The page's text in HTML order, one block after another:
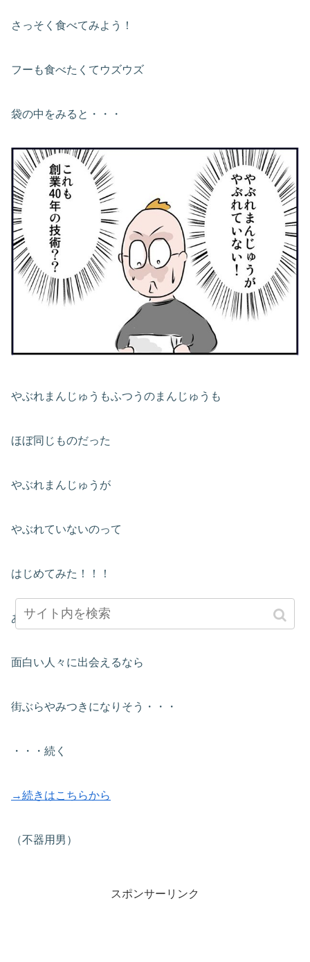
さっそく食べてみよう！
フーも食べたくてウズウズ
袋の中をみると・・・
やぶれまんじゅうもふつうのまんじゅうも
ほぼ同じものだった
やぶれまんじゅうが
やぶれていないのって
はじめてみた！！！
ああ、でもこんな
面白い人々に出会えるなら
街ぶらやみつきになりそう・・・
・・・続く
→続きはこちらから
（不器用男）
スポンサーリンク